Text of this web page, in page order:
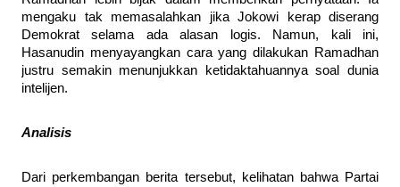
mengaku tak memasalahkan jika Jokowi kerap diserang
Demokrat selama ada alasan logis. Namun, kali ini,
Hasanudin menyayangkan cara yang dilakukan Ramadhan
justru semakin menunjukkan ketidaktahuannya soal dunia
intelijen.
Analisis
Dari perkembangan berita tersebut, kelihatan bahwa Partai